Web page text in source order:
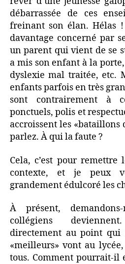
débarrassée de ces
freinant son élan. Hélas
davantage concerné par
un parent qui vient de se
a mis son enfant à la
dyslexie mal traitée, etc.
enfants parfois en très
sont contrairement à
ponctuels, polis et
accroissent les «bataillons
parlez. À qui la faute ?
Cela, c’est pour remettre
contexte, et je peux
grandement édulcoré les
À présent,
collégiens
directement au point qui
«meilleurs» vont au lycée,
tous. Comment pourrait-il